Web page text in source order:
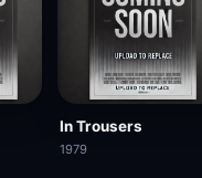
In Trousers
1979